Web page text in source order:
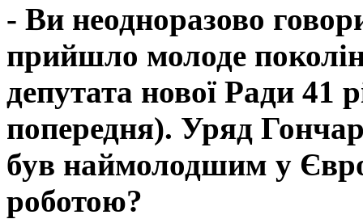
- Ви неодноразово
прийшло молоде
депутата нової Ради 41
попередня). Уряд
був наймолодшим у
роботою?